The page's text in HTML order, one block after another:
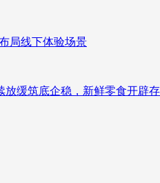
局线下体验场景
缓筑底企稳，新鲜零食开辟